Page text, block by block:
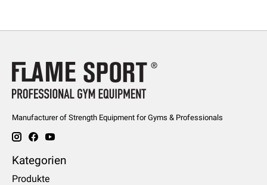
Manufacturer of Strength Equipment for Gyms & Professionals
Kategorien
Produkte